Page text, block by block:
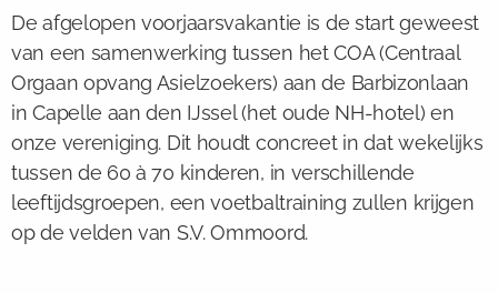
De afgelopen voorjaarsvakantie is de start geweest
van een samenwerking tussen het COA (Centraal
Orgaan opvang Asielzoekers) aan de Barbizonlaan
in Capelle aan den IJssel (het oude NH-hotel) en
onze vereniging. Dit houdt concreet in dat wekelijks
tussen de 60 à 70 kinderen, in verschillende
leeftijdsgroepen, een voetbaltraining zullen krijgen
op de velden van S.V. Ommoord.